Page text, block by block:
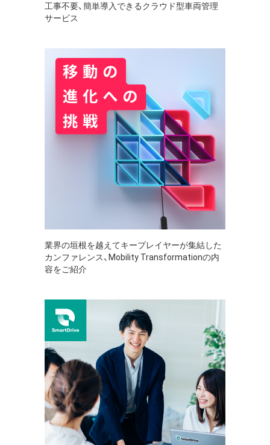
工事不要、簡単導入できるクラウド型車両管理
サービス
業界の垣根を越えてキープレイヤーが集結した
カンファレンス、Mobility Transformationの内
容をご紹介